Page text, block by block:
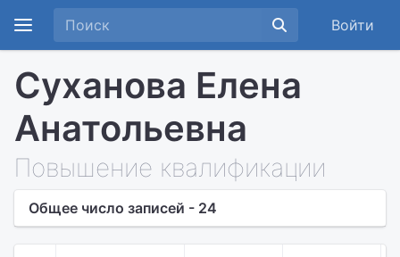
Войти
Суханова Елена
Анатольевна
Повышение квалификации
Общее число записей - 24